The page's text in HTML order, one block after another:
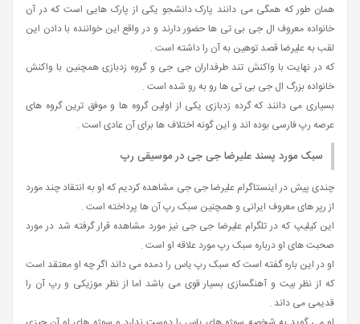
همان طور که همگی می دانند پارک دانشجو یکی از پارک هایی است که در آن
خانواده معروف ال جی بی تی ها حضور دارند و در واقع این خواننده با دادن این
لقب به علیرضا قصد توهین به آن را داشته است .
که در نهایت با واکنش تند طرفداران جی جی و گروه زدبازی همچنین با واکنش
خانواده بزرگ ال جی بی تی ها رو به رو شده است .
بسیاری می دانند که گرده زدبازی یکی از اولین گروه ها و موفق ترین گروه های
عرصه رپ فارسی بوده اند و این گونه اختلاف ها برای آن عادی است .
سبک مورد پسند علیرضا جی جی در موسیقی رپ
چندی پیش در اینستاگرام علیرضا جی جی مشاهده کردیم که او به انتقاد چند مورد
از رپر های معروف ایرانی و همچنین سبک رپ آن ها پرداخته است .
این کیلیپ که در تلگرام علیرضا جی جی نیز مورد مشاهده قرار گرفته شد در مورد
صحبت های او درباره سبک رپ مورد علاقه او است .
او در این باره گفته است که سبک رپ یاس را دمده می داند اگر چه او معتقد است
که از نظر بیت و آهنگسازی بسیار قوی می باشد اما از نظر موزیکی و رپ آن را
قدیمی می داند .